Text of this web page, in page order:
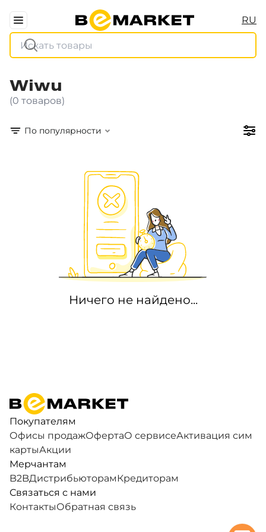
RU
Wiwu
(0 товаров)
По популярности
Ничего не найдено...
Покупателям
Офисы продажОфертаО сервисеАктивация сим
картыАкции
Мерчантам
B2BДистрибьюторам Кредиторам
Связаться с нами
КонтактыОбратная связь